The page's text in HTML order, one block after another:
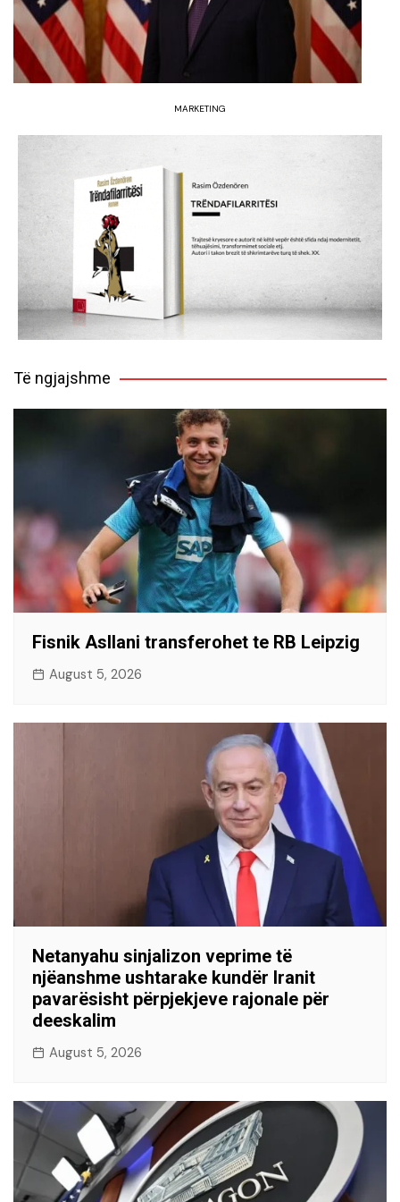
MARKETING
Të ngjajshme
Fisnik Asllani transferohet te RB Leipzig
August 5, 2026
Netanyahu sinjalizon veprime të
njëanshme ushtarake kundër Iranit
pavarësisht përpjekjeve rajonale për
deeskalim
August 5, 2026